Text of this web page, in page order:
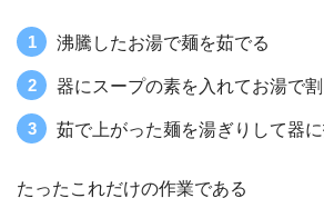
沸騰したお湯で麺を茹でる
器にスープの素を入れてお湯で割
茹で上がった麺を湯ぎりして器に
たったこれだけの作業である